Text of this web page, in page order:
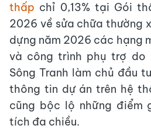
thấp chỉ 0,13% tại Gói
2026 về sửa chữa thường
dựng năm 2026 các hạng
và công trình phụ trợ do
Sông Tranh làm chủ đầu
thông tin dự án trên hệ
cũng bộc lộ những điểm
tích đa chiều.